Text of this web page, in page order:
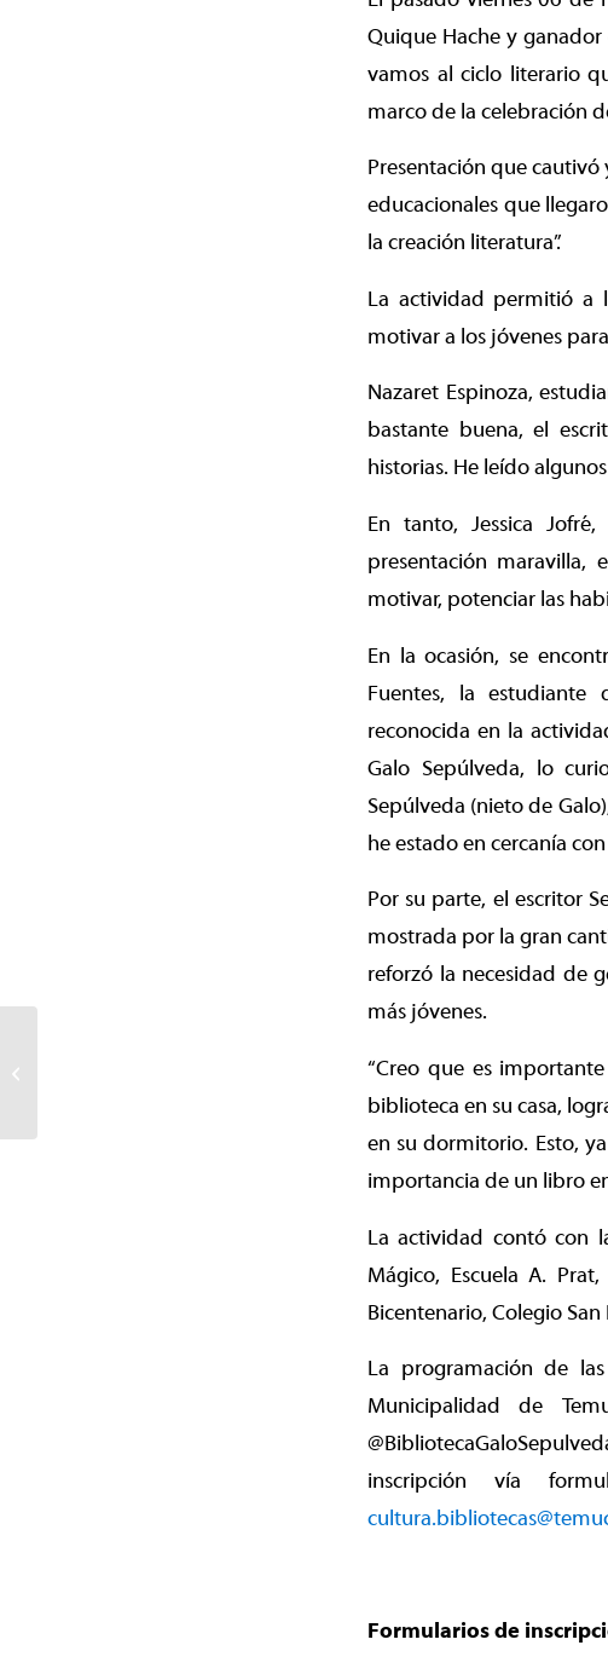
Quique Hache y
vamos al ciclo literario
marco de la celebración
Presentación que
educacionales que
la creación literatura”.
La actividad permitió a
motivar a los jóvenes
Nazaret Espinoza,
bastante buena, el
historias. He leído
En tanto, Jessica
presentación
motivar, potenciar las
En la ocasión, se
Fuentes, la estudiante
reconocida en la
Galo Sepúlveda, lo
Sepúlveda (nieto de
he estado en cercanía
Por su parte, el escritor
mostrada por la gran
reforzó la necesidad de
más jóvenes.
“Creo que es
biblioteca en su casa,
en su dormitorio. Esto,
importancia de un libro
La actividad contó con
Mágico, Escuela A.
Bicentenario, Colegio
La programación de
Municipalidad de
inscripción vía
Formularios de